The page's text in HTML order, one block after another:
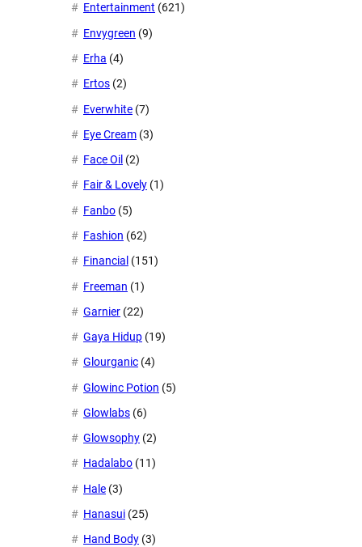
Entertainment (621)
Envygreen (9)
Erha (4)
Ertos (2)
Everwhite (7)
Eye Cream (3)
Face Oil (2)
Fair & Lovely (1)
Fanbo (5)
Fashion (62)
Financial (151)
Freeman (1)
Garnier (22)
Gaya Hidup (19)
Glourganic (4)
Glowinc Potion (5)
Glowlabs (6)
Glowsophy (2)
Hadalabo (11)
Hale (3)
Hanasui (25)
Hand Body (3)